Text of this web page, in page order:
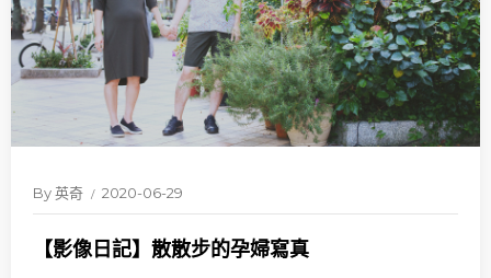
By英奇 2020-06-29
【影像日記】散散步的孕婦寫真